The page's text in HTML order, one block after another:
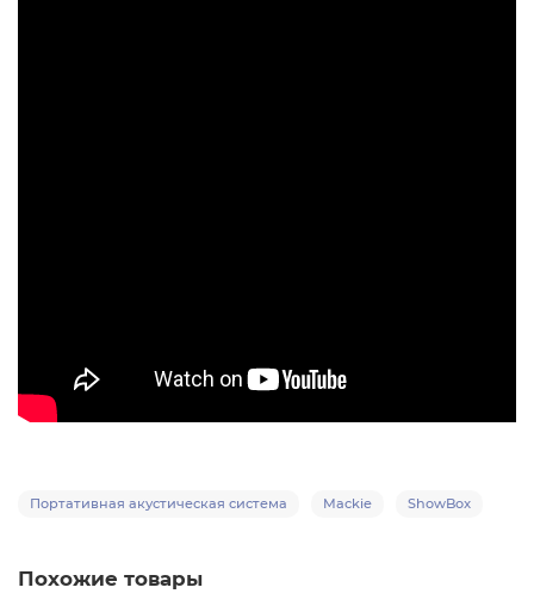
Портативная акустическая система Mackie ShowBox
Похожие товары